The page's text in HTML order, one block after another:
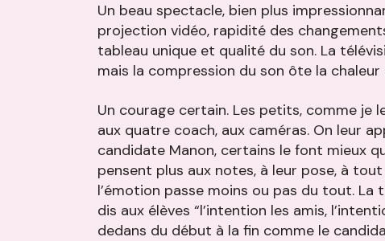
Un beau spectacle, bien plus
projection vidéo, rapidité des
tableau unique et qualité du son. La
mais la compression du son ôte la
Un courage certain. Les petits, comme je
aux quatre coach, aux caméras. On leur
candidate Manon, certains le font mieux
pensent plus aux notes, à leur pose, à
l’émotion passe moins ou pas du tout. La
dis aux élèves “l’intention les amis,
dedans du début à la fin comme le